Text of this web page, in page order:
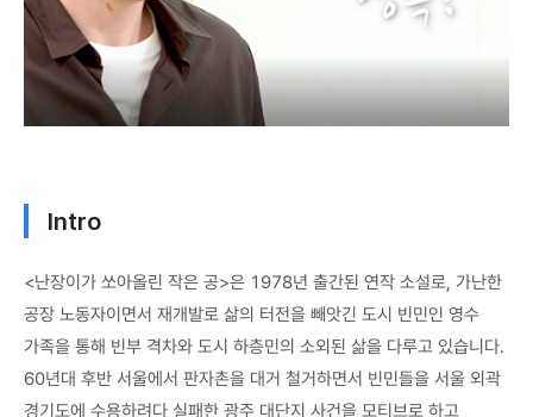
Intro
<난장이가 쏘아올린 작은 공>은 1978년 출간된 연작 소설로, 가난한
공장 노동자이면서 재개발로 삶의 터전을 빼앗긴 도시 빈민인 영수
가족을 통해 빈부 격차와 도시 하층민의 소외된 삶을 다루고 있습니다.
60년대 후반 서울에서 판자촌을 대거 철거하면서 빈민들을 서울 외곽
경기도에 수용하려다 실패한 광주 대단지 사건을 모티브로 하고